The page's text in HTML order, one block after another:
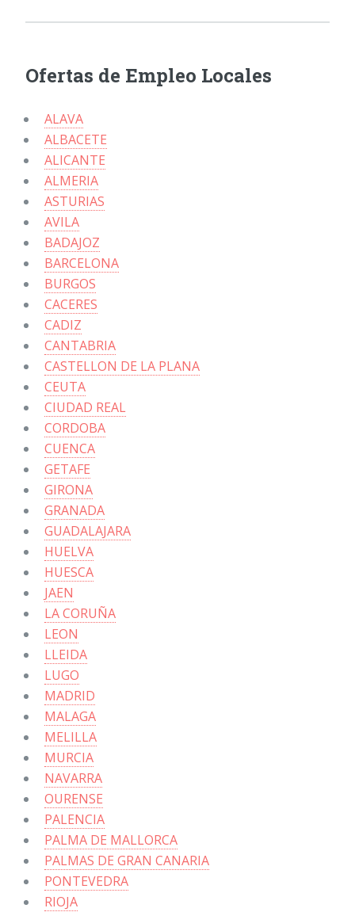
Ofertas de Empleo Locales
ALAVA
ALBACETE
ALICANTE
ALMERIA
ASTURIAS
AVILA
BADAJOZ
BARCELONA
BURGOS
CACERES
CADIZ
CANTABRIA
CASTELLON DE LA PLANA
CEUTA
CIUDAD REAL
CORDOBA
CUENCA
GETAFE
GIRONA
GRANADA
GUADALAJARA
HUELVA
HUESCA
JAEN
LA CORUÑA
LEON
LLEIDA
LUGO
MADRID
MALAGA
MELILLA
MURCIA
NAVARRA
OURENSE
PALENCIA
PALMA DE MALLORCA
PALMAS DE GRAN CANARIA
PONTEVEDRA
RIOJA